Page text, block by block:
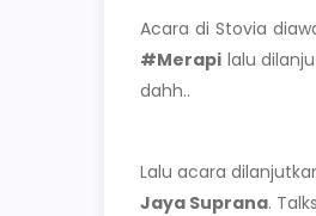
Acara di Stovia
#Merapi lalu
dahh..
Lalu acara
Jaya Suprana.